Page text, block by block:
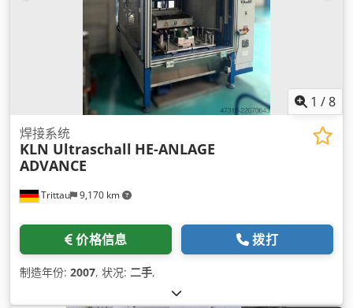
1 /8
Trittau 9,170 km
焊接系统
KLN Ultraschall HE-ANLAGE
ADVANCE
价格信息 拨打
制造年份: 2007, 状况: 二手,